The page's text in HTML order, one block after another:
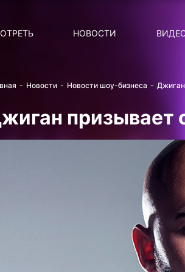
НОВОСТИ
Новости Новости шоу-бизнеса Джиган
призывает